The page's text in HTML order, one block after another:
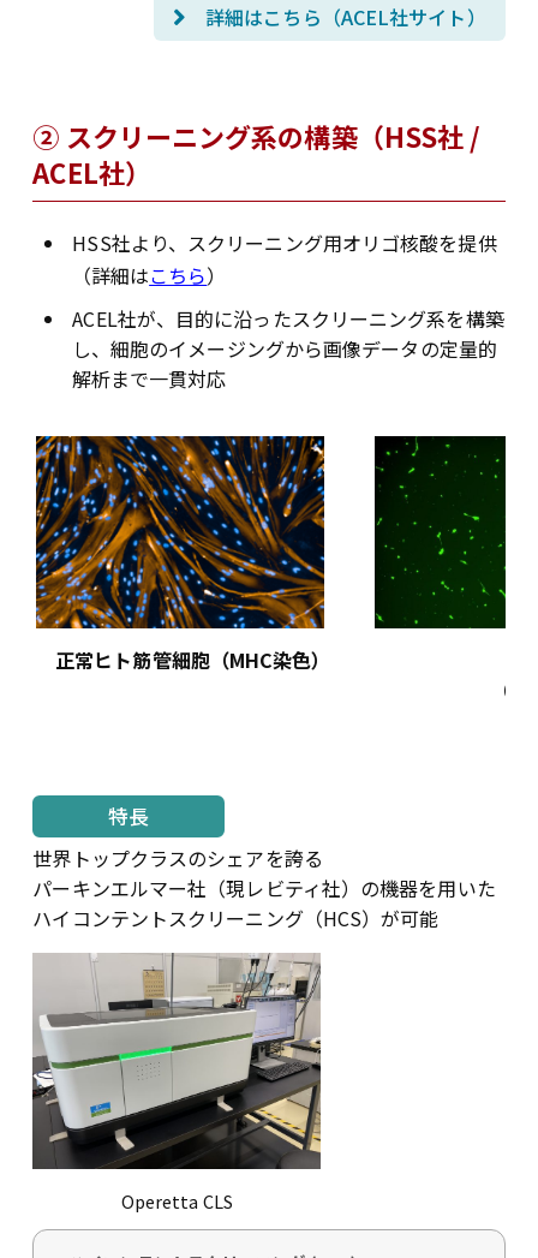
詳細はこちら（ACEL社サイト）
② スクリーニング系の構築（HSS社 /
ACEL社）
HSS社より、スクリーニング用オリゴ核酸を提供
（詳細はこちら）
ACEL社が、目的に沿ったスクリーニング系を構築
し、細胞のイメージングから画像データの定量的
解析まで一貫対応
正常ヒト筋管細胞（MHC染色）
（
特長
世界トップクラスのシェアを誇る
パーキンエルマー社（現レビティ社） の機器を用いた
ハイコンテントスクリーニング（HCS）が可能
Operetta CLS